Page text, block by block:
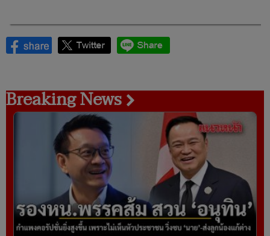
Breaking News